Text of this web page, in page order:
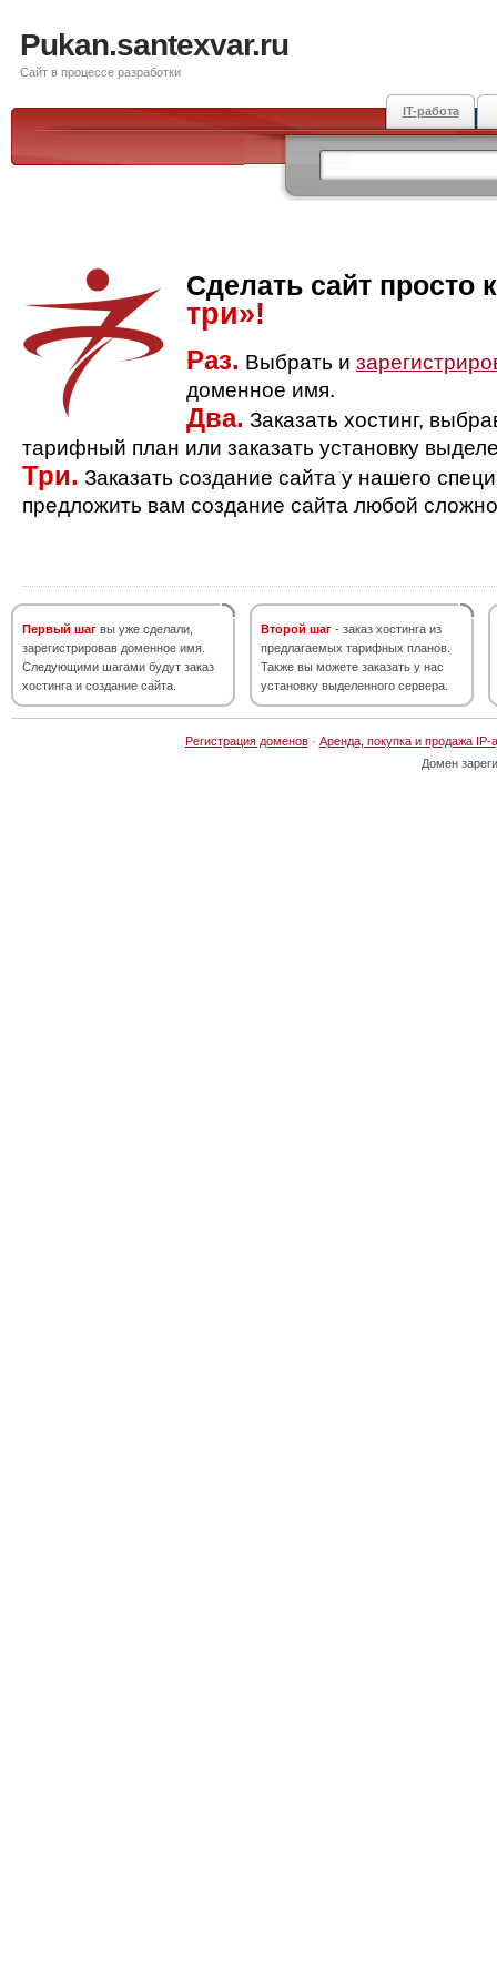
Pukan.santexvar.ru
Сайт в процессе разработки
IT-работа
Сделать сайт просто
три»!
Раз. Выбрать и
доменное имя.
Два. Заказать хостинг,
тарифный план или заказать установку
Три. Заказать создание сайта у нашего
предложить вам создание сайта любой
Первый шаг вы уже сделали,
зарегистрировав доменное имя.
Следующими шагами будут заказ
хостинга и создание сайта.
Второй шаг - заказ хостинга из
предлагаемых тарифных планов.
Также вы можете заказать у нас
установку выделенного сервера.
Регистрация доменов· Аренда, покупка и продажа IP-
Домен